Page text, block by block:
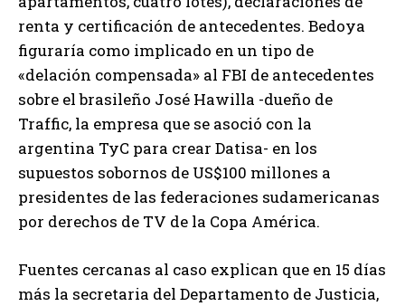
renta y certificación de antecedentes. Bedoya
figuraría como implicado en un tipo de
«delación compensada» al FBI de antecedentes
sobre el brasileño José Hawilla -dueño de
Traffic, la empresa que se asoció con la
argentina TyC para crear Datisa- en los
supuestos sobornos de US$100 millones a
presidentes de las federaciones sudamericanas
por derechos de TV de la Copa América.
Fuentes cercanas al caso explican que en 15 días
más la secretaria del Departamento de Justicia,